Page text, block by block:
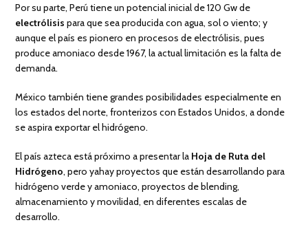
Por su parte, Perú tiene un potencial inicial de 120 Gw de
electrólisis para que sea producida con agua, sol o viento; y
aunque el país es pionero en procesos de electrólisis, pues
produce amoniaco desde 1967, la actual limitación es la falta de
demanda.
México también tiene grandes posibilidades especialmente en
los estados del norte, fronterizos con Estados Unidos, a donde
se aspira exportar el hidrógeno.
El país azteca está próximo a presentar la Hoja de Ruta del
Hidrógeno, pero yahay proyectos que están desarrollando para
hidrógeno verde y amoniaco, proyectos de blending,
almacenamiento y movilidad, en diferentes escalas de
desarrollo.